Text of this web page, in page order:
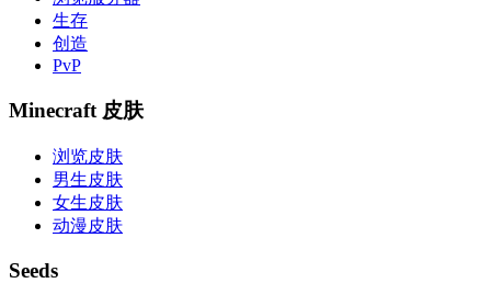
生存
创造
PvP
Minecraft 皮肤
浏览皮肤
男生皮肤
女生皮肤
动漫皮肤
Seeds